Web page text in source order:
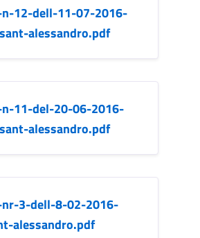
12-dell-11-07-2016-
alessandro.pdf
11-del-20-06-2016-
alessandro.pdf
3-dell-8-02-2016-
alessandro.pdf